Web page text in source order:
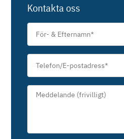
Kontakta oss
För-
Efternamn
Telefon/E-
postadress*
Meddelande*